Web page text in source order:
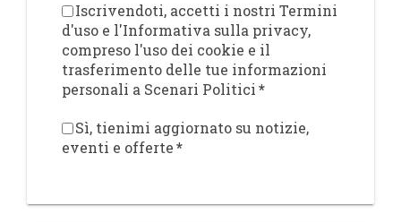
Iscrivendoti, accetti i nostri Termini
d'uso e l'Informativa sulla privacy,
compreso l'uso dei cookie e il
trasferimento delle tue informazioni
personali a Scenari Politici*
Sì, tienimi aggiornato su notizie,
eventi e offerte*